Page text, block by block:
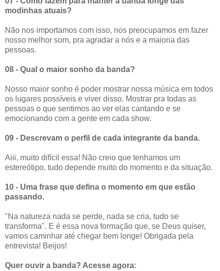
modinhas atuais?
Não nos importamos com isso, nos preocupamos em fazer
nosso melhor som, pra agradar a nós e a maioria das
pessoas.
08 - Qual o maior sonho da banda?
Nosso maior sonho é poder mostrar nossa música em todos
os lugares possíveis e viver disso. Mostrar pra todas as
pessoas o que sentimos ao ver elas cantando e se
emocionando com a gente em cada show.
09 - Descrevam o perfil de cada integrante da banda.
Aiii, muito difícil essa! Não creio que tenhamos um
estereótipo, tudo depende muito do momento e da situação.
10 - Uma frase que defina o momento em que estão
passando.
"Na natureza nada se perde, nada se cria, tudo se
transforma". E é essa nova formação que, se Deus quiser,
vamos caminhar até chegar bem longe! Obrigada pela
entrevista! Beijos!
Quer ouvir a banda? Acesse agora: